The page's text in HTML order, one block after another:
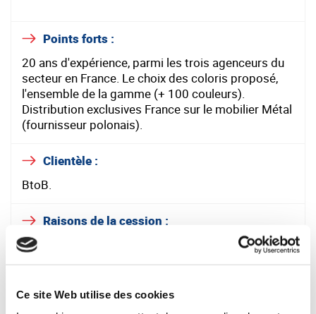
Ce site Web utilise des cookies
Points forts :
20 ans d'expérience, parmi les trois agenceurs du
secteur en France. Le choix des coloris proposé,
l'ensemble de la gamme (+ 100 couleurs).
Distribution exclusives France sur le mobilier Métal
(fournisseur polonais).
Clientèle :
BtoB.
Raisons de la cession :
Autre projet de vie.